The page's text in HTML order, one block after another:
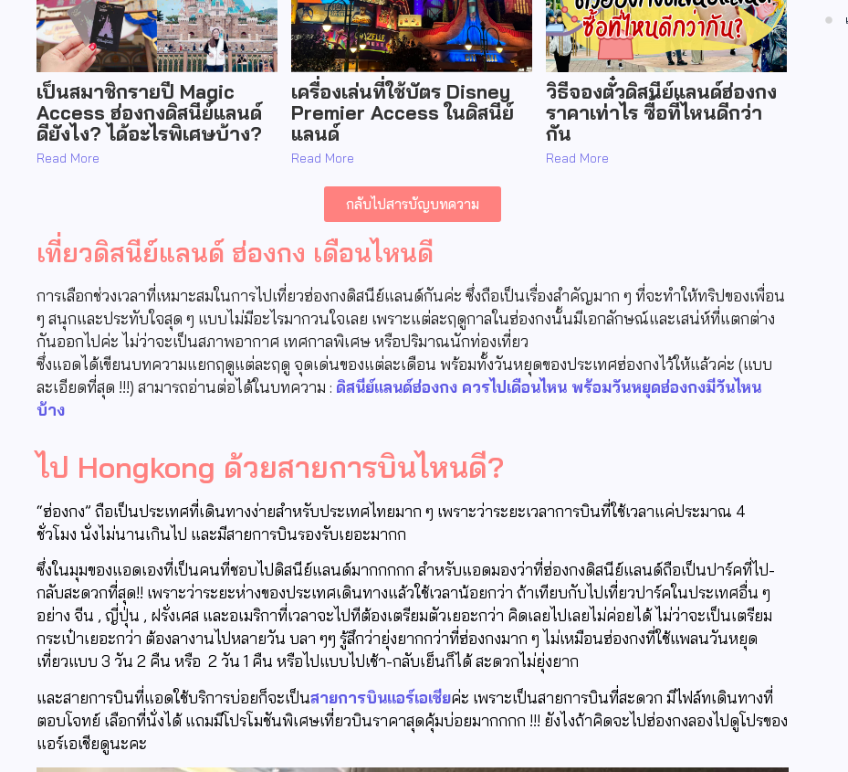
เป็นสมาชิกรายปี Magic
Access ฮ่องกงดิสนีย์แลนด์
ดียังไง? ได้อะไรพิเศษบ้าง?
Read More
เครื่องเล่นที่ใช้บัตร Disney
Premier Access ในดิสนีย์
แลนด์
Read More
วิธีจองตั๋วดิสนีย์แลนด์ฮ่องกง
ราคาเท่าไร ซื้อที่ไหนดีกว่า
กัน
Read More
กลับไปสารบัญบทความ
เที่ยวดิสนีย์แลนด์ ฮ่องกง เดือนไหนดี
การเลือกช่วงเวลาที่เหมาะสมในการไปเที่ยวฮ่องกงดิสนีย์แลนด์กันค่ะ ซึ่งถือเป็นเรื่องสำคัญมาก ๆ ที่จะทำให้ทริปของเพื่อน
ๆ สนุกและประทับใจสุด ๆ แบบไม่มีอะไรมากวนใจเลย เพราะแต่ละฤดูกาลในฮ่องกงนั้นมีเอกลักษณ์และเสน่ห์ที่แตกต่าง
กันออกไปค่ะ ไม่ว่าจะเป็นสภาพอากาศ เทศกาลพิเศษ หรือปริมาณนักท่องเที่ยว
ซึ่งแอดได้เขียนบทความแยกฤดูแต่ละฤดู จุดเด่นของแต่ละเดือน พร้อมทั้งวันหยุดของประเทศฮ่องกงไว้ให้แล้วค่ะ (แบบ
ละเอียดที่สุด !!!) สามารถอ่านต่อได้ในบทความ : ดิสนีย์แลนด์ฮ่องกง ควรไปเดือนไหน พร้อมวันหยุดฮ่องกงมีวันไหน
บ้าง
ไป Hongkong ด้วยสายการบินไหนดี?
“ฮ่องกง” ถือเป็นประเทศที่เดินทางง่ายสำหรับประเทศไทยมาก ๆ เพราะว่าระยะเวลาการบินที่ใช้เวลาแค่ประมาณ 4
ชั่วโมง นั่งไม่นานเกินไป และมีสายการบินรองรับเยอะมากก
ซึ่งในมุมของแอดเองที่เป็นคนที่ชอบไปดิสนีย์แลนด์มากกกกก สำหรับแอดมองว่าที่ฮ่องกงดิสนีย์แลนด์ถือเป็นปาร์คที่ไป-
กลับสะดวกที่สุด!! เพราะว่าระยะห่างของประเทศเดินทางแล้วใช้เวลาน้อยกว่า ถ้าเทียบกับไปเที่ยวปาร์คในประเทศอื่น ๆ
อย่าง จีน , ญี่ปุ่น , ฝรั่งเศส และอเมริกาที่เวลาจะไปทีต้องเตรียมตัวเยอะกว่า คิดเลยไปเลยไม่ค่อยได้ ไม่ว่าจะเป็นเตรียม
กระเป๋าเยอะกว่า ต้องลางานไปหลายวัน บลา ๆๆ รู้สึกว่ายุ่งยากกว่าที่ฮ่องกงมาก ๆ ไม่เหมือนฮ่องกงที่ใช้แพลนวันหยุด
เที่ยวแบบ 3 วัน 2 คืน หรือ 2 วัน 1 คืน หรือไปแบบไปเช้า-กลับเย็นก็ได้ สะดวกไม่ยุ่งยาก
และสายการบินที่แอดใช้บริการบ่อยก็จะเป็นสายการบินแอร์เอเชียค่ะ เพราะเป็นสายการบินที่สะดวก มีไฟล์ทเดินทางที่
ตอบโจทย์ เลือกที่นั่งได้ แถมมีโปรโมชันพิเศษเที่ยวบินราคาสุดคุ้มบ่อยมากกกก !!! ยังไงถ้าคิดจะไปฮ่องกงลองไปดูโปรของ
แอร์เอเชียดูนะคะ